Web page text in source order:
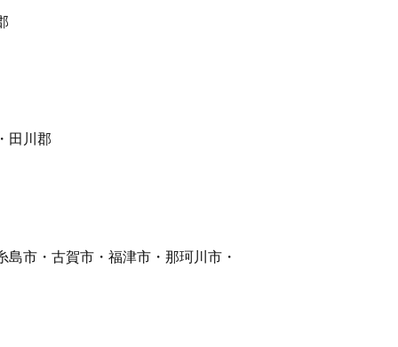
田川郡
市・古賀市・福津市・那珂川市・